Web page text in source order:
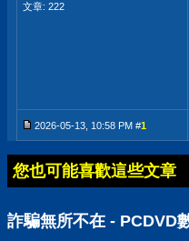
文章: 222
2026-05-13, 10:58 PM #1
您也可能喜歡這些文章
詐騙無所不在 - PCDVD